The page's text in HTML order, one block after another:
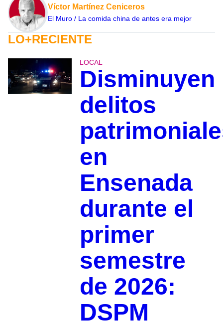
Víctor Martínez Ceniceros
El Muro / La comida china de antes era mejor
LO+RECIENTE
LOCAL
Disminuyen
delitos
en
Ensenada
durante el
primer
semestre
de 2026:
DSPM